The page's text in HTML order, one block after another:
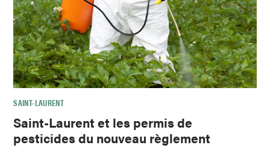
SAINT-LAURENT
Saint-Laurent et les permis de
pesticides du nouveau règlement